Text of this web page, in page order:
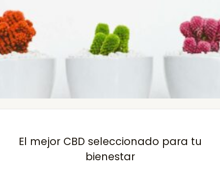
El mejor CBD seleccionado para tu
bienestar